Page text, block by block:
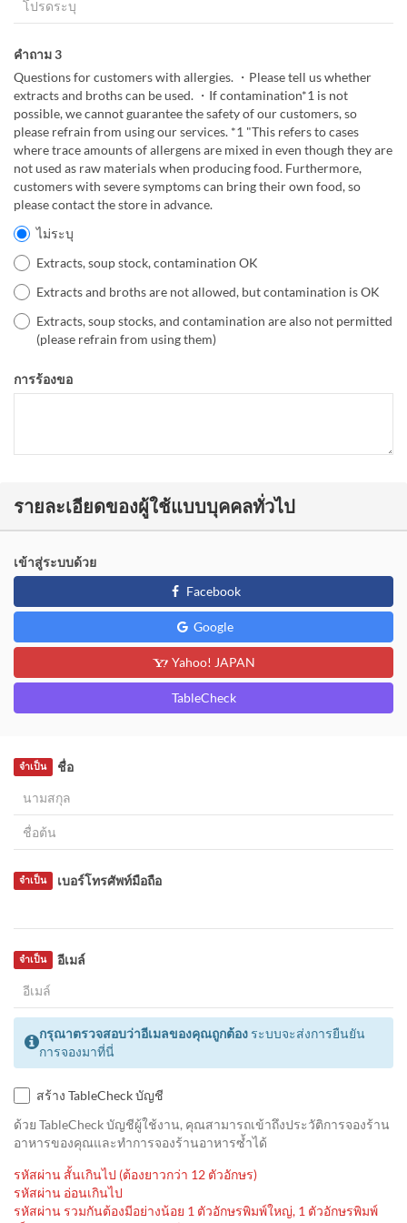
คำถาม 3
Questions for customers with allergies. ・Please tell us whether
extracts and broths can be used. ・If contamination*1 is not
possible, we cannot guarantee the safety of our customers, so
please refrain from using our services. *1 "This refers to cases
where trace amounts of allergens are mixed in even though they are
not used as raw materials when producing food. Furthermore,
customers with severe symptoms can bring their own food, so
please contact the store in advance.
ไม่ระบุ
Extracts, soup stock, contamination OK
Extracts and broths are not allowed, but contamination is OK
Extracts, soup stocks, and contamination are also not permitted
(please refrain from using them)
การร้องขอ
รายละเอียดของผู้ใช้แบบบุคคลทั่วไป
เข้าสู่ระบบด้วย
Facebook
Google
Yahoo! JAPAN
TableCheck
ชื่อ
จำเป็น
เบอร์โทรศัพท์มือถือ
จำเป็น
อีเมล์
จำเป็น
กรุณาตรวจสอบว่าอีเมลของคุณถูกต้อง ระบบจะส่งการยืนยัน
การจองมาที่นี่
สร้าง TableCheck บัญชี
ด้วย TableCheck บัญชีผู้ใช้งาน, คุณสามารถเข้าถึงประวัติการจองร้าน
อาหารของคุณและทำการจองร้านอาหารซ้ำได้
รหัสผ่าน สั้นเกินไป (ต้องยาวกว่า 12 ตัวอักษร)
รหัสผ่าน อ่อนเกินไป
รหัสผ่าน รวมกันต้องมีอย่างน้อย 1 ตัวอักษรพิมพ์ใหญ่, 1 ตัวอักษรพิมพ์